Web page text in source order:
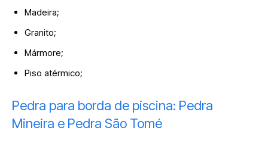
Madeira;
Granito;
Mármore;
Piso atérmico;
Pedra para borda de piscina: Pedra
Mineira e Pedra São Tomé